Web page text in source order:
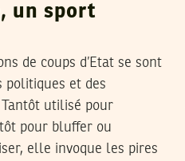
un sport
de coups d’Etat se sont
politiques et des
utilisé pour
pour bluffer ou
elle invoque les pires